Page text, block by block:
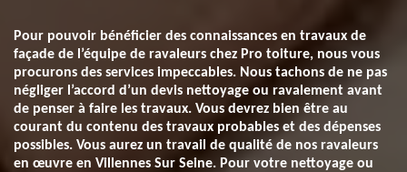
Pour pouvoir bénéficier des connaissances en travaux de
façade de l’équipe de ravaleurs chez Pro toiture, nous vous
procurons des services impeccables. Nous tachons de ne pas
négliger l’accord d’un devis nettoyage ou ravalement avant
de penser à faire les travaux. Vous devrez bien être au
courant du contenu des travaux probables et des dépenses
possibles. Vous aurez un travail de qualité de nos ravaleurs
en œuvre en Villennes Sur Seine. Pour votre nettoyage ou